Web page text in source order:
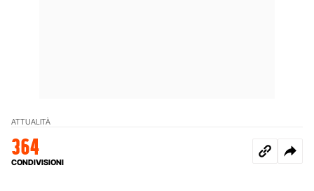
ATTUALITÀ
364
CONDIVISIONI